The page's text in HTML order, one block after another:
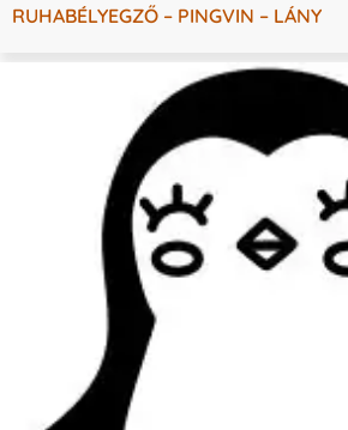
RUHABÉLYEGZŐ – PINGVIN – LÁNY